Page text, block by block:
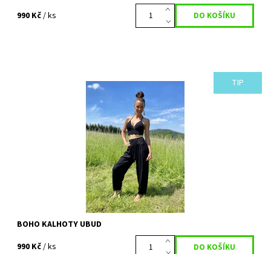
990 Kč/ ks
TIP
S kalhotami UBUD si přijdou na své milovnice elegance a pohodlí.
Jsou nejen krásné, ale zároveň skvěle padnoucí a pohodlné.
Budou se vám krásně...
Vyprodáno
BOHO KALHOTY UBUD
990 Kč/ ks